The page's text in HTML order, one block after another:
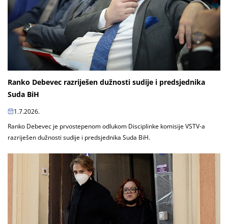
Ranko Debevec razriješen dužnosti sudije i predsjednika
Suda BiH
1.7.2026.
Ranko Debevec je prvostepenom odlukom Disciplinke komisije VSTV-a
razriješen dužnosti sudije i predsjednika Suda BiH.